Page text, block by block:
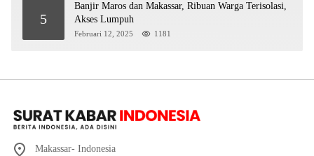
5
Banjir Maros dan Makassar, Ribuan Warga Terisolasi,
Akses Lumpuh
Februari 12, 2025 1181
Makassar- Indonesia